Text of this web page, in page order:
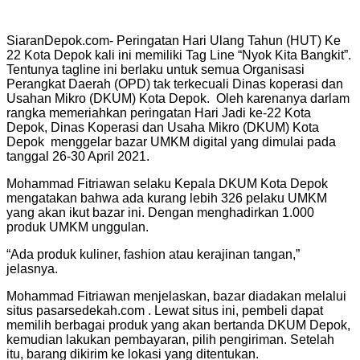
SiaranDepok.com- Peringatan Hari Ulang Tahun (HUT) Ke
22 Kota Depok kali ini memiliki Tag Line “Nyok Kita Bangkit”.
Tentunya tagline ini berlaku untuk semua Organisasi
Perangkat Daerah (OPD) tak terkecuali Dinas koperasi dan
Usahan Mikro (DKUM) Kota Depok. Oleh karenanya darlam
rangka memeriahkan peringatan Hari Jadi ke-22 Kota
Depok, Dinas Koperasi dan Usaha Mikro (DKUM) Kota
Depok menggelar bazar UMKM digital yang dimulai pada
tanggal 26-30 April 2021.
Mohammad Fitriawan selaku Kepala DKUM Kota Depok
mengatakan bahwa ada kurang lebih 326 pelaku UMKM
yang akan ikut bazar ini. Dengan menghadirkan 1.000
produk UMKM unggulan.
“Ada produk kuliner, fashion atau kerajinan tangan,”
jelasnya.
Mohammad Fitriawan menjelaskan, bazar diadakan melalui
situs pasarsedekah.com . Lewat situs ini, pembeli dapat
memilih berbagai produk yang akan bertanda DKUM Depok,
kemudian lakukan pembayaran, pilih pengiriman. Setelah
itu, barang dikirim ke lokasi yang ditentukan.